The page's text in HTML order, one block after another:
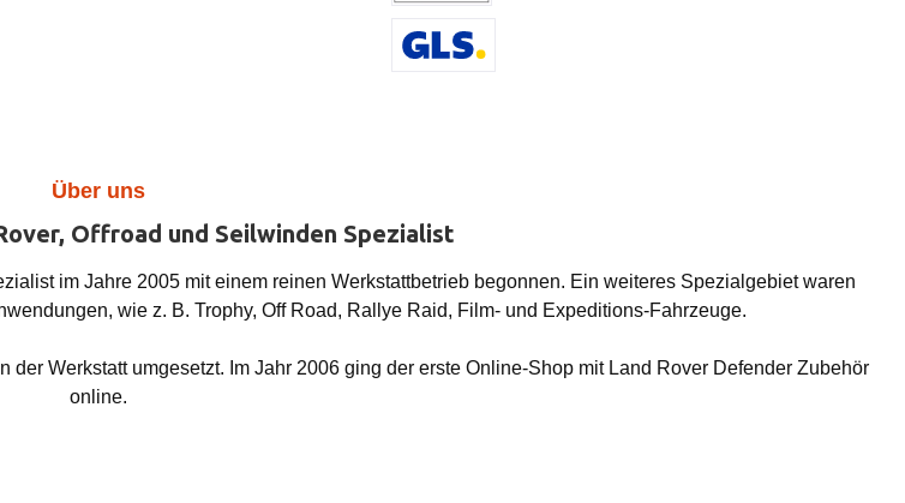
Über uns
Offroad und Seilwinden Spezialist
im Jahre 2005 mit einem reinen Werkstattbetrieb begonnen. Ein weiteres Spezialgebiet waren
wie z. B. Trophy, Off Road, Rallye Raid, Film- und Expeditions-Fahrzeuge.
Werkstatt umgesetzt. Im Jahr 2006 ging der erste Online-Shop mit Land Rover Defender Zubehör
online.